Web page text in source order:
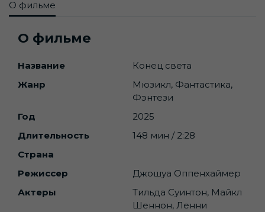
О фильме
О фильме
Название
Конец света
Жанр
Мюзикл, Фантастика,
Фэнтези
Год
2025
Длительность
148 мин / 2:28
Страна
Режиссер
Джошуа Оппенхаймер
Актеры
Тильда Суинтон, Майкл
Шеннон, Ленни